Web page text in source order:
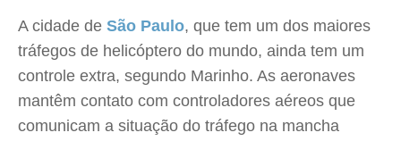
A cidade de São Paulo, que tem um dos maiores
tráfegos de helicóptero do mundo, ainda tem um
controle extra, segundo Marinho. As aeronaves
mantêm contato com controladores aéreos que
comunicam a situação do tráfego na mancha